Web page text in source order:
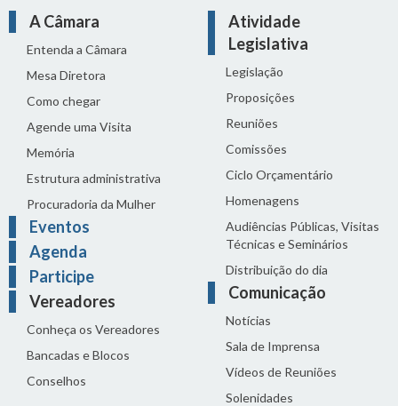
A Câmara
Entenda a Câmara
Mesa Diretora
Como chegar
Agende uma Visita
Memória
Estrutura administrativa
Procuradoria da Mulher
Eventos
Agenda
Participe
Vereadores
Conheça os Vereadores
Bancadas e Blocos
Conselhos
Atividade
Legislativa
Legislação
Proposições
Reuniões
Comissões
Ciclo Orçamentário
Homenagens
Audiências Públicas, Visitas
Técnicas e Seminários
Distribuição do dia
Comunicação
Notícias
Sala de Imprensa
Vídeos de Reuniões
Solenidades